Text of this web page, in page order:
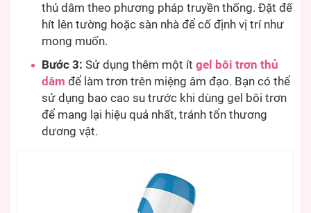
thủ dâm theo phương pháp truyền thống. Đặt đế
hít lên tường hoặc sàn nhà để cố định vị trí như
mong muốn.
Bước 3: Sử dụng thêm một ít gel bôi trơn thủ
dâm để làm trơn trên miệng âm đạo. Bạn có thể
sử dụng bao cao su trước khi dùng gel bôi trơn
để mang lại hiệu quả nhất, tránh tổn thương
dương vật.